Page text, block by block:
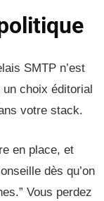
SMTP n’est
choix éditorial
votre stack.
en place, et
dès qu’on
Vous perdez